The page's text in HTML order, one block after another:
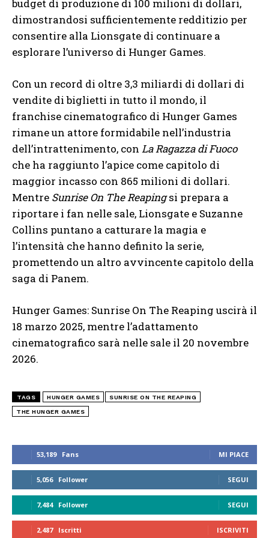
53,189 Fans MI PIACE
5,056 Follower SEGUI
7,484 Follower SEGUI
2,487 Iscritti ISCRIVITI
budget di produzione di 100 milioni di dollari,
dimostrandosi sufficientemente redditizio per
consentire alla Lionsgate di continuare a
esplorare l’universo di Hunger Games.
Con un record di oltre 3,3 miliardi di dollari di
vendite di biglietti in tutto il mondo, il
franchise cinematografico di Hunger Games
rimane un attore formidabile nell’industria
dell’intrattenimento, con La Ragazza di Fuoco
che ha raggiunto l’apice come capitolo di
maggior incasso con 865 milioni di dollari.
Mentre Sunrise On The Reapingsi prepara a
riportare i fan nelle sale, Lionsgate e Suzanne
Collins puntano a catturare la magia e
l’intensità che hanno definito la serie,
promettendo un altro avvincente capitolo della
saga di Panem.
Hunger Games: Sunrise On The Reaping uscirà il
18 marzo 2025, mentre l’adattamento
cinematografico sarà nelle sale il 20 novembre
2026.
TAGS HUNGER GAMES SUNRISE ON THE REAPING
THE HUNGER GAMES